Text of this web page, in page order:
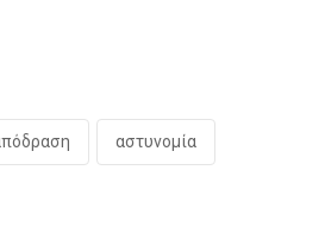
αστυνομία